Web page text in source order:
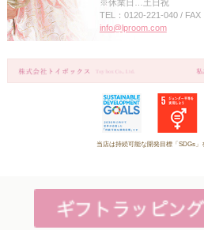
※休業日…土日祝
TEL：0120-221-040 / FAX
info@lproom.com
当店は持続可能な開発目標「SDGs」